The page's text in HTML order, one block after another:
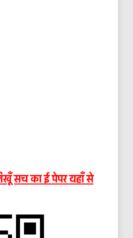
सच का ई पेपर यहाँ से